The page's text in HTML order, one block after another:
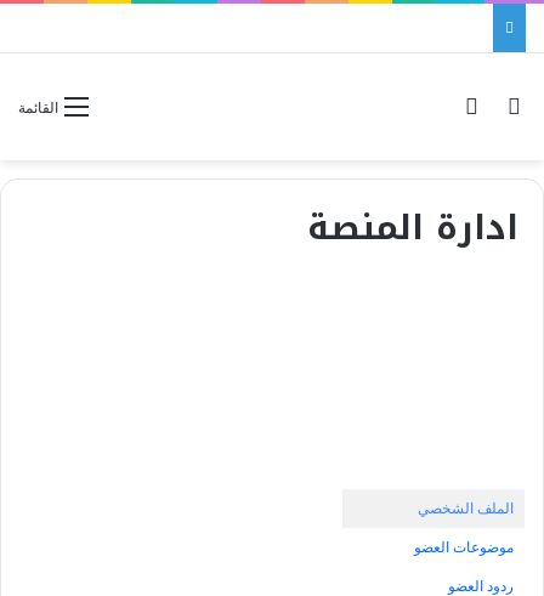
القائمة بحث عن
ادارة المنصة
الملف الشخصي
موضوعات العضو
ردود العضو